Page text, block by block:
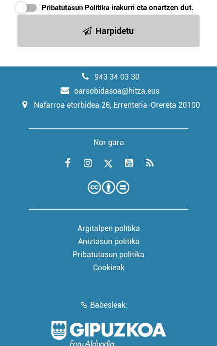
Pribatutasun Politika irakurri eta onartzen dut.
Harpidetu
943 34 03 30
oarsobidasoa@hitza.eus
Nafarroa etorbidea 26, Errenteria-Orereta 20100
Nor gara
Argitalpen politika
Aniztasun politika
Pribatutasun politika
Cookieak
Babesleak: